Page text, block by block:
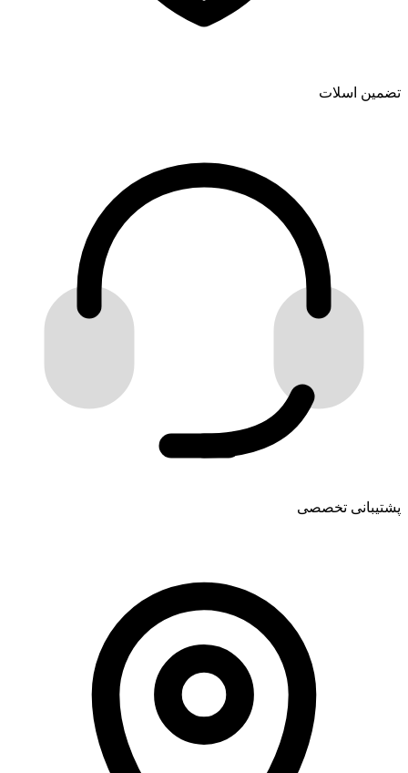
تضمین اسلات
پشتیبانی تخصصی